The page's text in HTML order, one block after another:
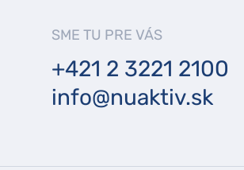
SME TU PRE VÁS
+421 2 3221 2100
info@nuaktiv.sk